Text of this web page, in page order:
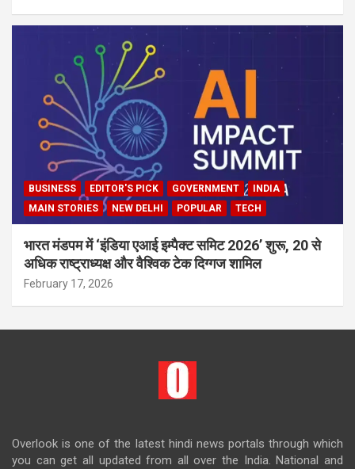
BUSINESS EDITOR'S PICK GOVERNMENT
INDIA
MAIN STORIES
NEW DELHI POPULAR TECH
भारत मंडपम में ‘इंडिया एआई इम्पैक्ट समिट 2026’ शुरू, 20 से
अधिक राष्ट्राध्यक्ष और वैश्विक टेक दिग्गज शामिल
February 17, 2026
Overlook is one of the latest hindi news portals through which
you can get all updated from all over the India. National and